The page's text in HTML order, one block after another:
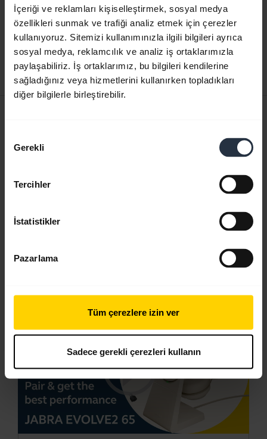
İçeriği ve reklamları kişiselleştirmek, sosyal medya
özellikleri sunmak ve trafiği analiz etmek için çerezler
kullanıyoruz. Sitemizi kullanımınızla ilgili bilgileri ayrıca
sosyal medya, reklamcılık ve analiz iş ortaklarımızla
paylaşabiliriz. İş ortaklarımız, bu bilgileri kendilerine
sağladığınız veya hizmetlerini kullanırken topladıkları
diğer bilgilerle birleştirebilir.
Seçimi
Gerekli
Tercihler
İstatistikler
Pazarlama
Tüm çerezlere izin ver
Sadece gerekli çerezleri kullanın
Hızlı Başlangıç Kılavuzu
İngilizce
0.50 MB - pdf
expand_more